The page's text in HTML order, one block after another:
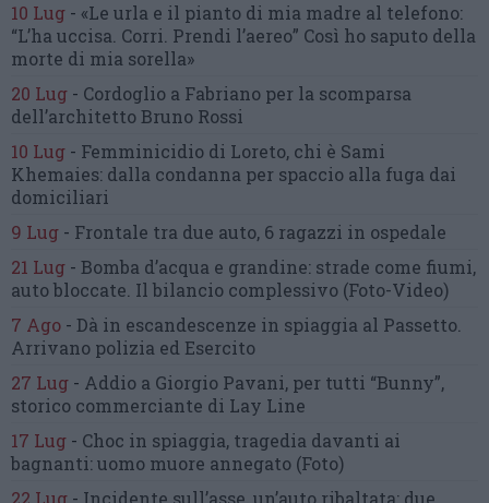
10 Lug - «Le urla e il pianto di mia madre al telefono:
“L’ha uccisa. Corri. Prendi l’aereo” Così ho saputo della
morte di mia sorella»
20 Lug - Cordoglio a Fabriano per la scomparsa
dell’architetto Bruno Rossi
10 Lug - Femminicidio di Loreto, chi è Sami
Khemaies: dalla condanna per spaccio alla fuga dai
domiciliari
9 Lug - Frontale tra due auto, 6 ragazzi in ospedale
21 Lug - Bomba d’acqua e grandine: strade come fiumi,
auto bloccate. Il bilancio complessivo (Foto-Video)
7 Ago - Dà in escandescenze in spiaggia al Passetto.
Arrivano polizia ed Esercito
27 Lug - Addio a Giorgio Pavani, per tutti “Bunny”,
storico commerciante di Lay Line
17 Lug - Choc in spiaggia, tragedia davanti ai
bagnanti:uomo muore annegato (Foto)
22 Lug - Incidente sull’asse, un’auto ribaltata: due